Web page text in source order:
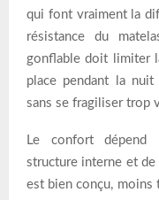
qui font vraiment la
résistance du
gonflable doit limiter
place pendant la
sans se fragiliser trop
Le confort dépend
structure interne et de
est bien conçu, moins